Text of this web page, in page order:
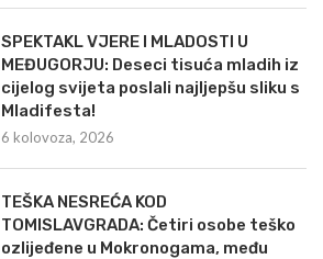
SPEKTAKL VJERE I MLADOSTI U
MEĐUGORJU: Deseci tisuća mladih iz
cijelog svijeta poslali najljepšu sliku s
Mladifesta!
6 kolovoza, 2026
TEŠKA NESREĆA KOD
TOMISLAVGRADA: Četiri osobe teško
ozlijeđene u Mokronogama, među